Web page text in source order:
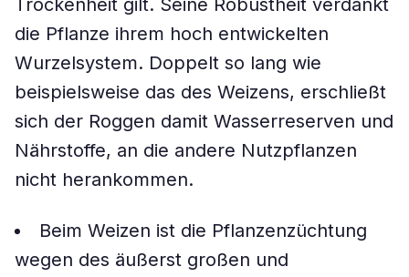
Trockenheit gilt. Seine Robustheit verdankt
die Pflanze ihrem hoch entwickelten
Wurzelsystem. Doppelt so lang wie
beispielsweise das des Weizens, erschließt
sich der Roggen damit Wasserreserven und
Nährstoffe, an die andere Nutzpflanzen
nicht herankommen.
Beim Weizen ist die Pflanzenzüchtung
wegen des äußerst großen und